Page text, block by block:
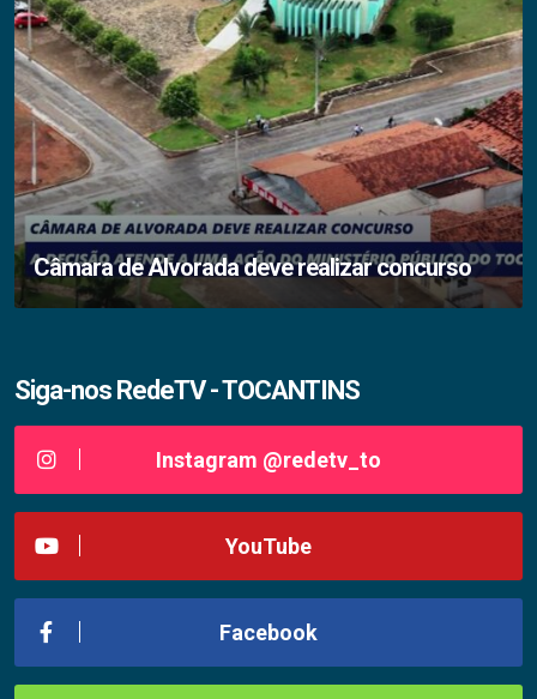
Câmara de Alvorada deve realizar concurso
Siga-nos RedeTV - TOCANTINS
Instagram @redetv_to
YouTube
Facebook